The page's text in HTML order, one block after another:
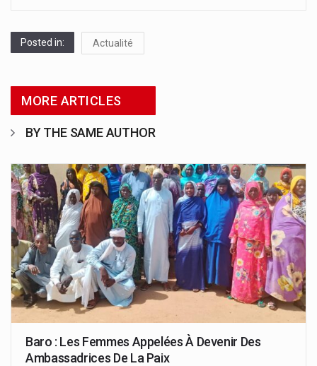
Posted in: Actualité
MORE ARTICLES
BY THE SAME AUTHOR
Baro : Les Femmes Appelées À Devenir Des
Ambassadrices De La Paix